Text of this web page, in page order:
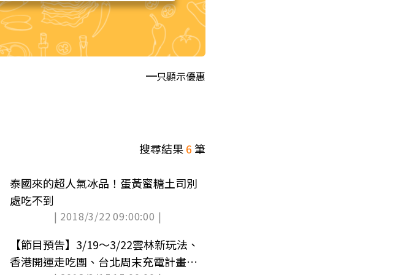
只顯示優惠
搜尋結果6筆
泰國來的超人氣冰品！蛋黃蜜糖土司別
處吃不到
| 2018/3/22 09:00:00 |
【節目預告】3/19〜3/22雲林新玩法、
香港開運走吃團、台北周末充電計畫、